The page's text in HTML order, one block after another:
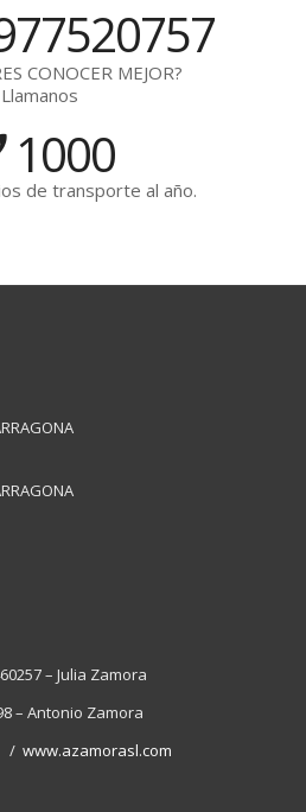
CONOCER MEJOR?
Llamanos
1000
de transporte al año.
– Julia Zamora
– Antonio Zamora
/ www.azamorasl.com